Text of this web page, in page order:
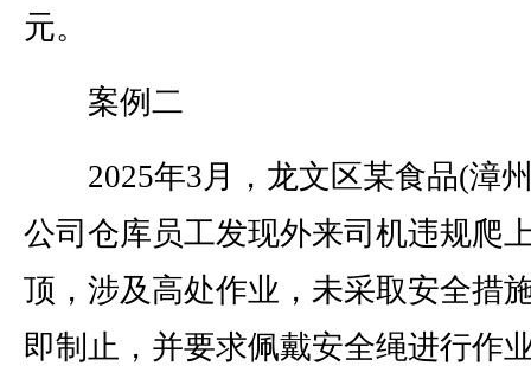
元。
案例二
2025年3月，龙文区某食品(漳
公司仓库员工发现外来司机违规爬
顶，涉及高处作业，未采取安全措
即制止，并要求佩戴安全绳进行作